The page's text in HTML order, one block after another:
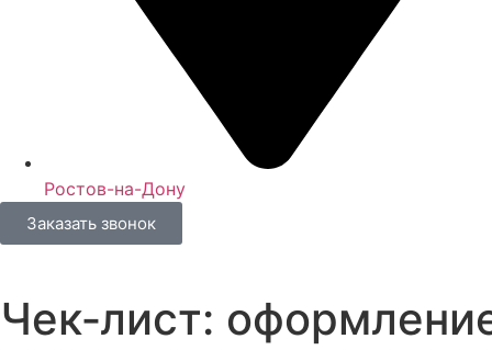
Ростов-на-Дону
Заказать звонок
Чек‑лист: